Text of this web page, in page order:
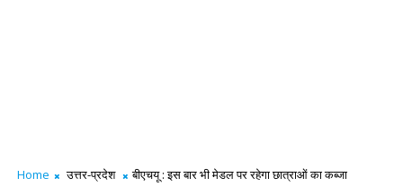
Home उत्तर-प्रदेश बीएचयू : इस बार भी मेडल पर रहेगा छात्राओं का कब्जा